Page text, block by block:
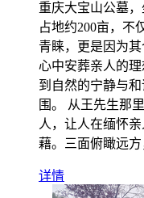
重庆大宝山公墓
占地约200亩，不
青睐，更是因为
心中安葬亲人的
到自然的宁静与
围。 从王先生那
人，让人在缅怀
藉。三面俯瞰远
详情